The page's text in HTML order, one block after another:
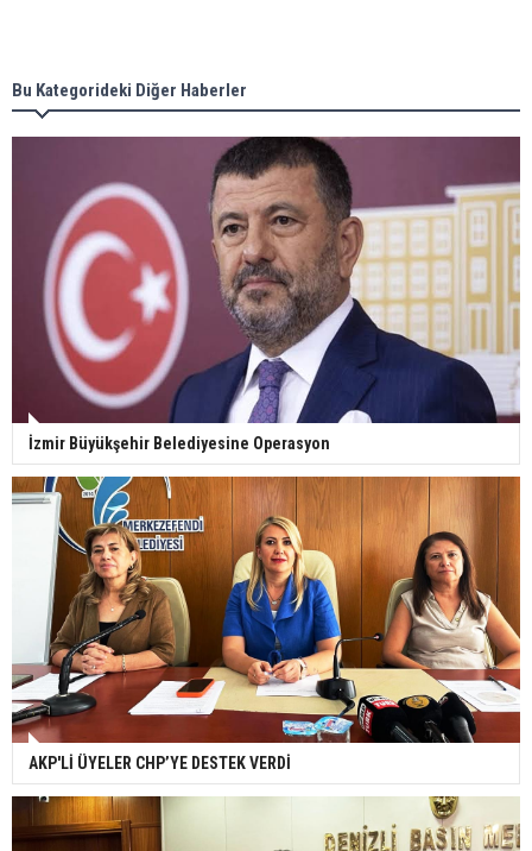
Bu Kategorideki Diğer Haberler
İzmir Büyükşehir Belediyesine Operasyon
AKP'Lİ ÜYELER CHP’YE DESTEK VERDİ